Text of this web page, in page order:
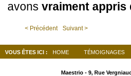
avons vraiment appris
< Précédent Suivant >
VOUS ÊTES ICI : HOME TÉMOIGNAGES
Maestrio - 9, Rue